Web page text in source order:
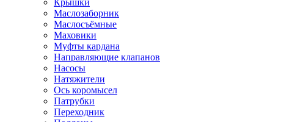
Крышки
Маслозаборник
Маслосъёмные
Маховики
Муфты кардана
Направляющие клапанов
Насосы
Натяжители
Ось коромысел
Патрубки
Переходник